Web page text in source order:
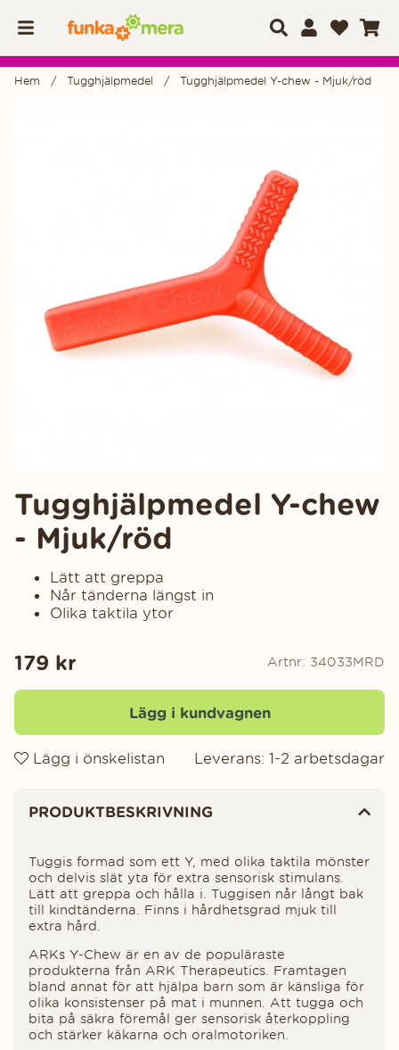
Hem Tugghjälpmedel Tugghjälpmedel Y-chew - Mjuk/röd
Tugghjälpmedel Y-chew
- Mjuk/röd
Lätt att greppa
Når tänderna längst in
Olika taktila ytor
179 kr Artnr: 34033MRD
Lägg i kundvagnen
Lägg i önskelistan Leverans: 1-2 arbetsdagar
PRODUKTBESKRIVNING
Tuggis formad som ett Y, med olika taktila mönster
och delvis slät yta för extra sensorisk stimulans.
Lätt att greppa och hålla i. Tuggisen når långt bak
till kindtänderna. Finns i hårdhetsgrad mjuk till
extra hård.
ARKs Y-Chew är en av de populäraste
produkterna från ARK Therapeutics. Framtagen
bland annat för att hjälpa barn som är känsliga för
olika konsistenser på mat i munnen. Att tugga och
bita på säkra föremål ger sensorisk återkoppling
och stärker käkarna och oralmotoriken.